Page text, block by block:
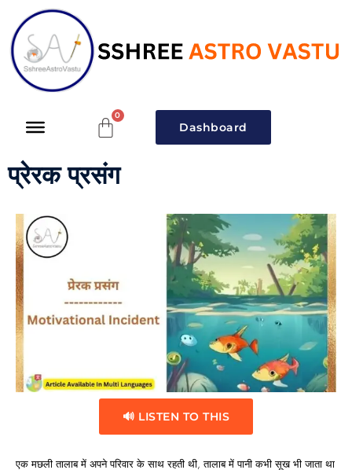
Dashboard
प्रेरक प्रसंग
🔊 LISTEN TO THIS
एक मछली तालाब में अपने परिवार के साथ रहती थी, तालाब में पानी कभी सूख भी जाता था